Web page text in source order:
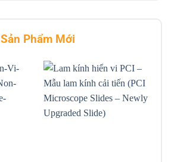
Sản Phẩm Mới